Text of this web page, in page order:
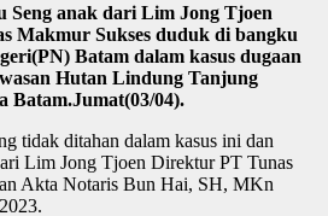
Seng anak dari Lim Jong Tjoen
Makmur Sukses duduk di bangku
Batam dalam kasus dugaan
Hutan Lindung Tanjung
Batam.Jumat(03/04).
tidak ditahan dalam kasus ini dan
Lim Jong Tjoen Direktur PT Tunas
Akta Notaris Bun Hai, SH, MKn